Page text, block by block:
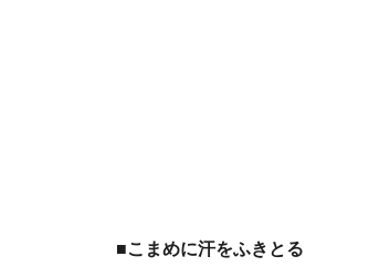
■こまめに汗をふきとる